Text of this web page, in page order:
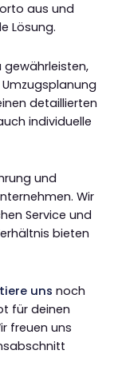
aus und
Lösung.
gewährleisten,
detaillierten
individuelle
und
Wir
Service und
bieten
uns noch
für deinen
freuen uns